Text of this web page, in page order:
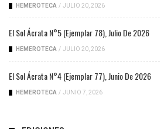
HEMEROTECA / JULIO 20, 2026
El Sol Ácrata N°5 (ejemplar 78), Julio De 2026
HEMEROTECA / JULIO 20, 2026
El Sol Ácrata N°4 (ejemplar 77), Junio De 2026
HEMEROTECA / JUNIO 7, 2026